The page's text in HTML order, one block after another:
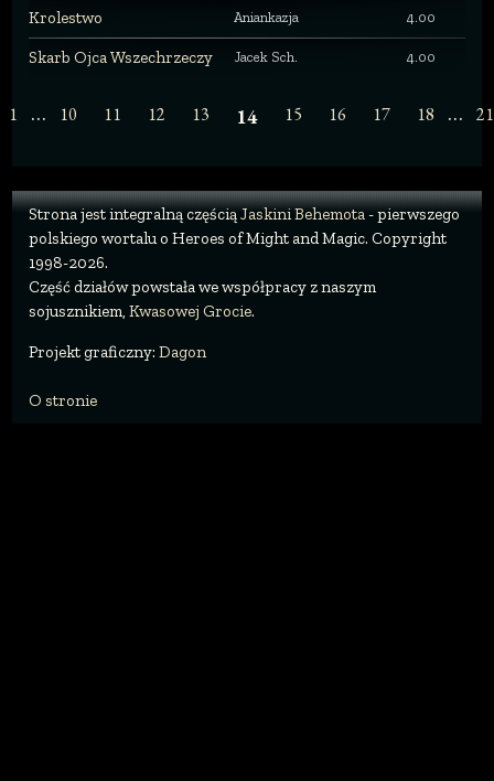
Krolestwo Aniankazja 4.00
Skarb Ojca Wszechrzeczy Jacek Sch. 4.00
1 … 10 11 12 13 14 15 16 17 18 … 21
Strona jest integralną częściąJaskini Behemota- pierwszego
polskiego wortalu o Heroes of Might and Magic. Copyright
1998-2026.
Część działów powstała we współpracy z naszym
sojusznikiem, Kwasowej Grocie.
Projekt graficzny: Dagon
O stronie